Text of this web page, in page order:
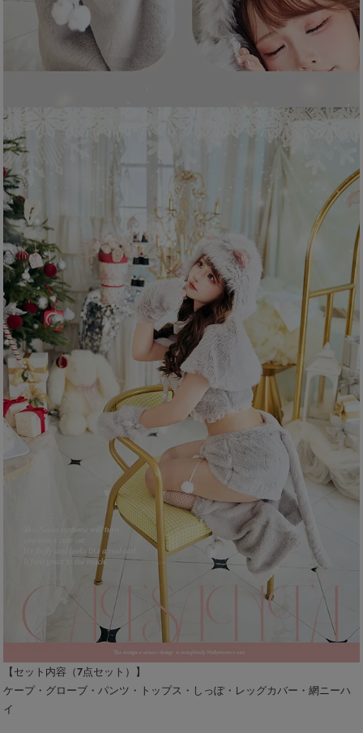
【セット内容（7点セット）】
ケープ・グローブ・パンツ・トップス・しっぽ・レッグカバー・網ニーハ
イ